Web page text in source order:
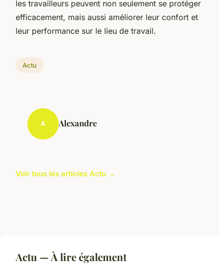
les travailleurs peuvent non seulement se protéger
efficacement, mais aussi améliorer leur confort et
leur performance sur le lieu de travail.
Actu
A Alexandre
Voir tous les articles Actu →
Actu — À lire également